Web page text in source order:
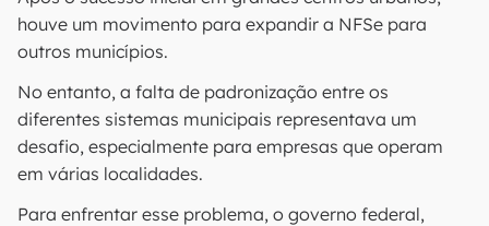
houve um movimento para expandir a NFSe para
outros municípios.
No entanto, a falta de padronização entre os
diferentes sistemas municipais representava um
desafio, especialmente para empresas que operam
em várias localidades.
Para enfrentar esse problema, o governo federal,